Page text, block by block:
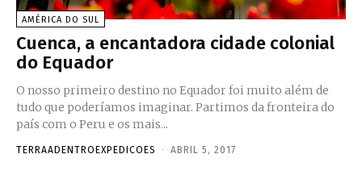
AMÉRICA DO SUL
Cuenca, a encantadora cidade colonial
do Equador
O nosso primeiro destino no Equador foi muito além de
tudo que poderíamos imaginar. Partimos da fronteira do
país com o Peru e os mais...
TERRAADENTROEXPEDICOES - ABRIL 5, 2017